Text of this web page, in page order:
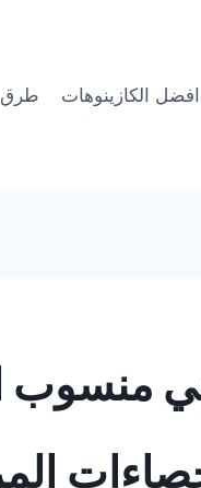
افضل الكازينوهات
طرق
منسوب